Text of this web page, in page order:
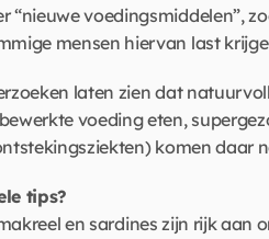
“nieuwe voedingsmiddelen”,
mensen hiervan last
laten zien dat
voeding eten,
komen daar
tips?
en sardines zijn rijk aan